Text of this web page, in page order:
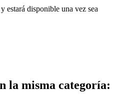
estará disponible una vez sea
la misma categoría: